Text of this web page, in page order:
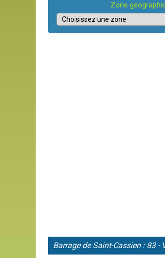
Zone
Barrage deSaint-Cassien : 83 -